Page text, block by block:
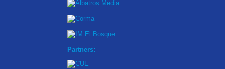
Partners: